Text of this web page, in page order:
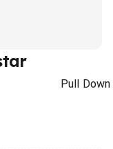
Pull Down